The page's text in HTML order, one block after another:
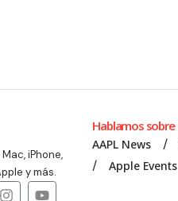
iPhone,
y más.
Hablamos sobre
AAPL News
Apple Events